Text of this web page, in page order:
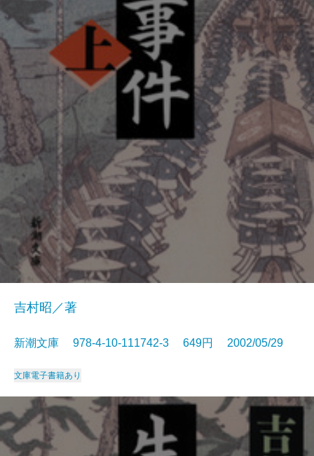
吉村昭／著
新潮文庫 978-4-10-111742-3 649円 2002/05/29
文庫電子書籍あり